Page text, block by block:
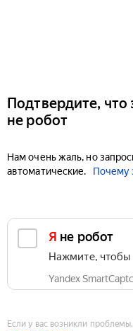
Подтвердите, что
не робот
Нам очень жаль, но
автоматические.
Почему
Я не робот
Нажмите, чтобы
Yandex
Если у вас возникли